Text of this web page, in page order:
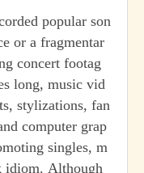
popular son
or a fragmentar
concert footag
long, music vid
stylizations, fan
computer grap
singles, m
idiom. Although